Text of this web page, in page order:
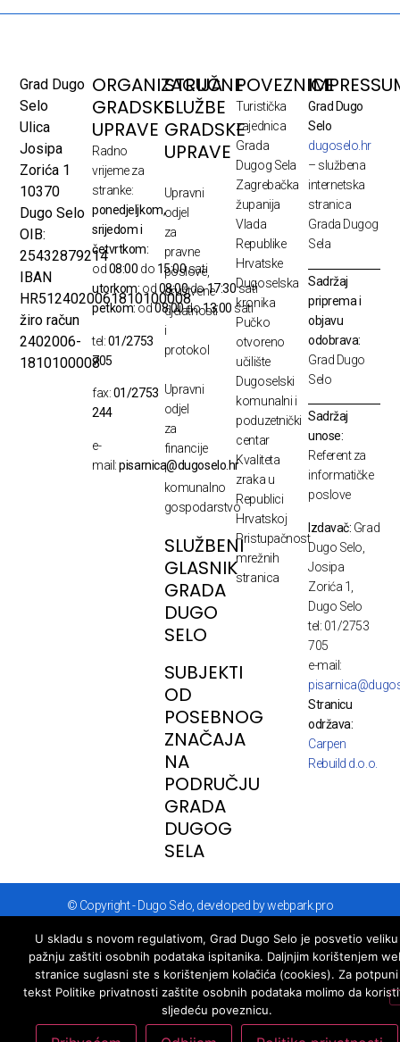
Grad Dugo
Selo
Ulica
Josipa
Zorića 1
10370
Dugo Selo
OIB:
25432879214
IBAN
HR5124020061810100008
žiro račun
2402006-
1810100008
ORGANIZACIJA
GRADSKE
UPRAVE
Radno
vrijeme za
stranke:
ponedjeljkom,
srijedom i
četvrtkom:
od08:00 do 15:00sati
utorkom: od08:00do17:30sati
petkom:od08:00do13:00 sati
tel:01/2753
705
fax:01/2753
244
e-
mail:pisarnica@dugoselo.hr
STRUČNE
SLUŽBE
GRADSKE
UPRAVE
Upravni
odjel
za
pravne
poslove,
društvene
djelatnosti
i
protokol
Upravni
odjel
za
financije
i
komunalno
gospodarstvo
SLUŽBENI
GLASNIK
GRADA
DUGO
SELO
SUBJEKTI
OD
POSEBNOG
ZNAČAJA
NA
PODRUČJU
GRADA
DUGOG
SELA
POVEZNICE
Turistička
zajednica
Grada
Dugog Sela
Zagrebačka
županija
Vlada
Republike
Hrvatske
Dugoselska
kronika
Pučko
otvoreno
učilište
Dugoselski
komunalni i
poduzetnički
centar
Kvaliteta
zraka u
Republici
Hrvatskoj
Pristupačnost
mrežnih
stranica
Grad Dugo
Selo
dugoselo.hr
– službena
internetska
stranica
Grada Dugog
Sela
Sadržaj
priprema i
objavu
odobrava:
Grad Dugo
Selo
Sadržaj
unose:
Referent za
informatičke
poslove
Izdavač: Grad
Dugo Selo,
Josipa
Zorića 1,
Dugo Selo
tel: 01/2753
705
e-mail:
Stranicu
održava:
Carpen
Rebuild d.o.o.
© Copyright - Dugo Selo, developed by webpark.pro
U skladu s novom regulativom, Grad Dugo Selo je posvetio veliku
pažnju zaštiti osobnih podataka ispitanika. Daljnjim korištenjem
stranice suglasni ste s korištenjem kolačića (cookies). Za potpuni
tekst Politike privatnosti zaštite osobnih podataka molimo da
sljedeću poveznicu.